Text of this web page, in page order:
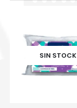
SIN STOCK